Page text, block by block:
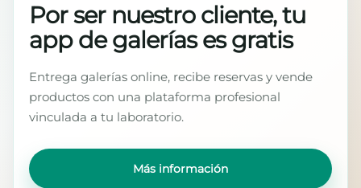
Por ser nuestro cliente, tu
app de galerías es gratis
Entrega galerías online, recibe reservas y vende
productos con una plataforma profesional
vinculada a tu laboratorio.
Más información